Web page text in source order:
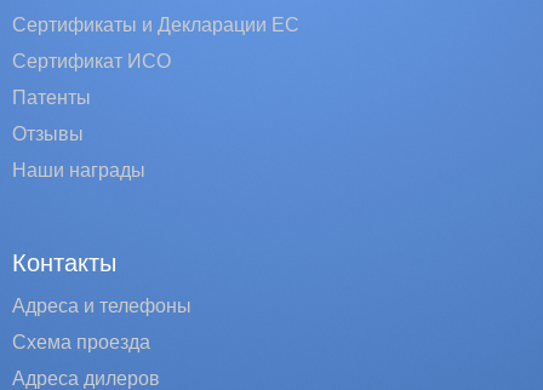
Сертификаты и Декларации EC
Сертификат ИСО
Патенты
Отзывы
Наши награды
Контакты
Адреса и телефоны
Схема проезда
Адреса дилеров